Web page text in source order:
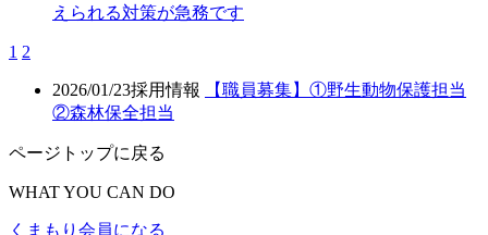
えられる対策が急務です
1 2
2026/01/23採用情報
【職員募集】①野生動物保護担当
②森林保全担当
ページトップに戻る
WHAT YOU CAN DO
くまもり会員になる